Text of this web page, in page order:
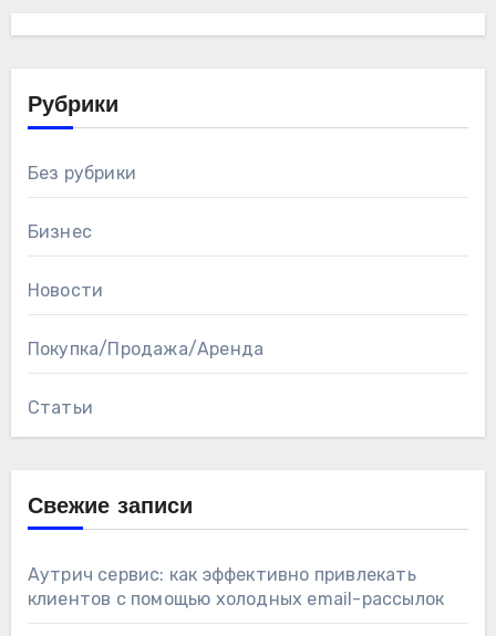
Рубрики
Без рубрики
Бизнес
Новости
Покупка/Продажа/Аренда
Статьи
Свежие записи
Аутрич сервис: как эффективно привлекать
клиентов с помощью холодных email-рассылок